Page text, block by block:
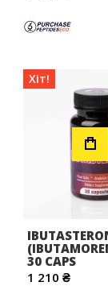
Хіт!
30 CAPS
1 210 ₴